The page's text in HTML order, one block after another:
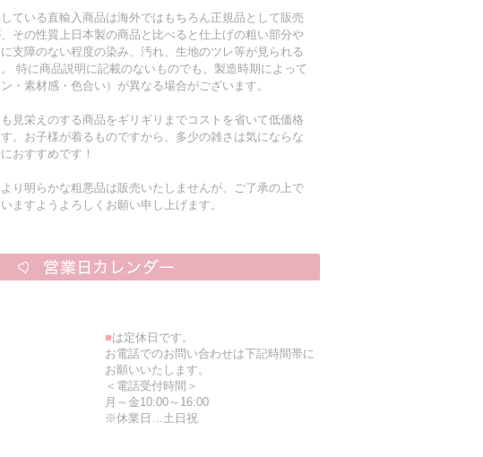
ている直輸入商品は海外ではもちろん正規品として販売
その性質上日本製の商品と比べると仕上げの粗い部分や
支障のない程度の染み、汚れ、生地のツレ等が見られる
特に商品説明に記載のないものでも、製造時期によって
・素材感・色合い）が異なる場合がございます。
見栄えのする商品をギリギリまでコストを省いて低価格
。お子様が着るものですから、多少の雑さは気にならな
おすすめです！
り明らかな粗悪品は販売いたしませんが、ご了承の上で
ますようよろしくお願い申し上げます。
■は定休日です。
お電話でのお問い合わせは下記時間帯に
お願いいたします。
＜電話受付時間＞
月～金10:00～16:00
※休業日…土日祝